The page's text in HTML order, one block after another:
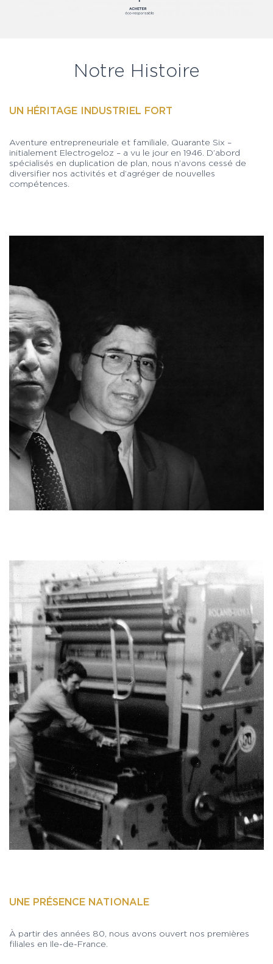
Notre Histoire
UN HÉRITAGE INDUSTRIEL FORT
Aventure entrepreneuriale et familiale, Quarante Six –
initialement Electrogeloz – a vu le jour en 1946. D’abord
spécialisés en duplication de plan, nous n’avons cessé de
diversifier nos activités et d’agréger de nouvelles
compétences.
UNE PRÉSENCE NATIONALE
À partir des années 80, nous avons ouvert nos premières
filiales en Ile-de-France.